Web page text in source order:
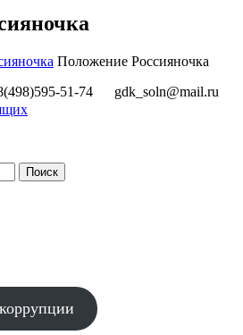
Положение Россияночка
51-74
gdk_soln@mail.ru